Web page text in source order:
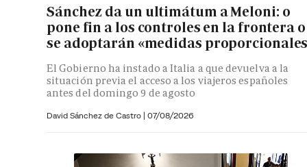
Sánchez da un ultimátum a Meloni: o
pone fin a los controles en la frontera o
se adoptarán «medidas
El Gobierno ha instado a Italia a que devuelva a la
situación previa el acceso a los viajeros españoles
antes del domingo 9 de agosto
David Sánchez de Castro | 07/08/2026